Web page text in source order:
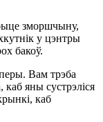
зморшчыну,
у цэнтры
бакоў.
Вам трэба
яны сустрэліся
каб